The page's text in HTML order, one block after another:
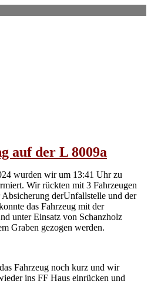
auf der L 8009a
wurden wir um 13:41 Uhr zu
Wir rückten mit 3 Fahrzeugen
derUnfallstelle und der
das Fahrzeug mit der
unter Einsatz von Schanzholz
Graben gezogen werden.
Fahrzeug noch kurz und wir
ins FF Haus einrücken und